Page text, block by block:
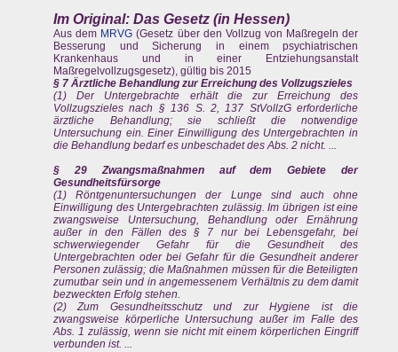
Im Original: Das Gesetz (in Hessen)
Aus dem MRVG (Gesetz über den Vollzug von Maßregeln der
Besserung und Sicherung in einem psychiatrischen
Krankenhaus und in einer Entziehungsanstalt
Maßregelvollzugsgesetz), gültig bis 2015
§ 7 Ärztliche Behandlung zur Erreichung des Vollzugszieles
(1) Der Untergebrachte erhält die zur Erreichung des
Vollzugszieles nach § 136 S. 2, 137 StVollzG erforderliche
ärztliche Behandlung; sie schließt die notwendige
Untersuchung ein. Einer Einwilligung des Untergebrachten in
die Behandlung bedarf es unbeschadet des Abs. 2 nicht. ...
§ 29 Zwangsmaßnahmen auf dem Gebiete der
Gesundheitsfürsorge
(1) Röntgenuntersuchungen der Lunge sind auch ohne
Einwilligung des Untergebrachten zulässig. Im übrigen ist eine
zwangsweise Untersuchung, Behandlung oder Ernährung
außer in den Fällen des § 7 nur bei Lebensgefahr, bei
schwerwiegender Gefahr für die Gesundheit des
Untergebrachten oder bei Gefahr für die Gesundheit anderer
Personen zulässig; die Maßnahmen müssen für die Beteiligten
zumutbar sein und in angemessenem Verhältnis zu dem damit
bezweckten Erfolg stehen.
(2) Zum Gesundheitsschutz und zur Hygiene ist die
zwangsweise körperliche Untersuchung außer im Falle des
Abs. 1 zulässig, wenn sie nicht mit einem körperlichen Eingriff
verbunden ist. ...